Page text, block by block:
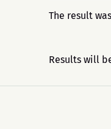
The result
Results will